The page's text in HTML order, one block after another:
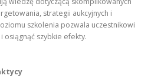
strategii aukcyjnych i
szkolenia pozwala uczestnikowi
osiągnąć szybkie efekty.